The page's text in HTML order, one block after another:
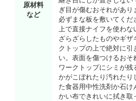
原材料
など
ぎ目が傷むおそれがあり
必ずまな板を敷いてく
上で直接ナイフを使わ
ざらざらしたものやギ
クトップの上で絶対に引
い。表面を傷つけるおそ
ワークトップにシミが
かがこぼれたり汚れたり
た食器用中性洗剤か石け
かい布できれいに拭き取